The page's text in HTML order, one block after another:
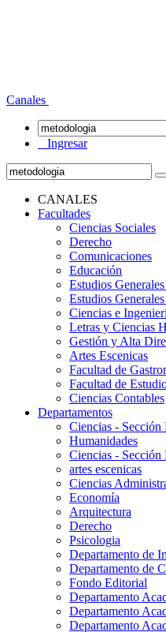
Canales
Ingresar
CANALES
Facultades
Ciencias Sociales
Derecho
Comunicaciones
Educación
Estudios
Estudios
Ciencias e
Letras y Ciencias
Gestión y Alta
Artes Escenicas
Facultad de
Facultad de
Ciencias Contables
Departamentos
Ciencias - Sección
Humanidades
Ciencias - Sección
artes escenicas
Ciencias
Economía
Arquitectura
Derecho
Psicologia
Departamento de
Departamento de
Fondo Editorial
Departamento
Departamento
Departamento